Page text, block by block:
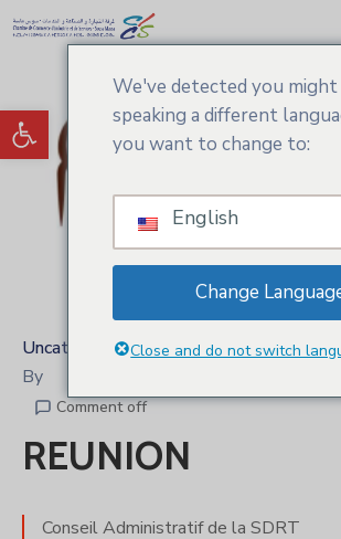
Ouvrir la barre d’outils
CCIS.SM
Actualités
Services
Uncategorized
By
Comment off
REUNION
Conseil Administratif de la SDRT
We've detected you might
speaking a different
you want to change to:
English
Change
Close and do not switch